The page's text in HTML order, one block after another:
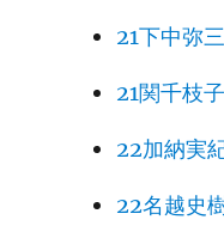
21下中弥
21関千枝子
22加納実
22名越史